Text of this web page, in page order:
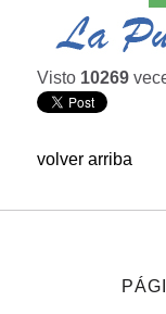
Visto 10269
volver arriba